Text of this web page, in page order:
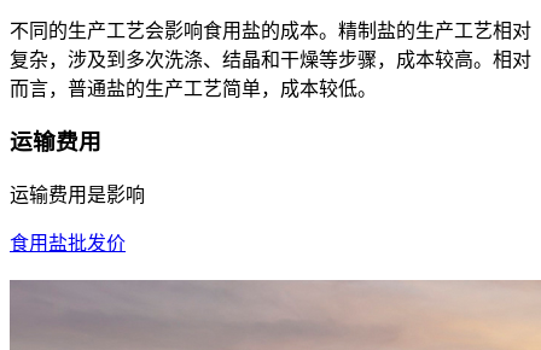
不同的生产工艺会影响食用盐的成本。精制盐的生产工艺相对
复杂，涉及到多次洗涤、结晶和干燥等步骤，成本较高。相对
而言，普通盐的生产工艺简单，成本较低。
运输费用
运输费用是影响
食用盐批发价